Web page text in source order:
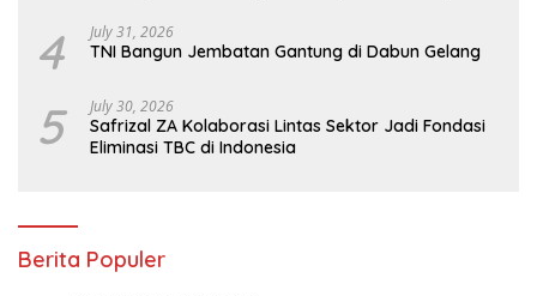
4 July 31, 2026
TNI Bangun Jembatan Gantung di Dabun Gelang
5 July 30, 2026
Safrizal ZA Kolaborasi Lintas Sektor Jadi Fondasi
Eliminasi TBC di Indonesia
Berita Populer